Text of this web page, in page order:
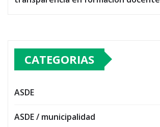
CATEGORIAS
ASDE
ASDE / municipalidad